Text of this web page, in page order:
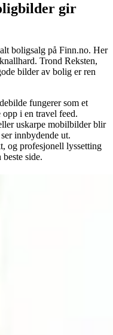
gir
boligsalg på Finn.no. Her
Trond Reksten,
bilder av bolig er ren
fungerer som et
i en travel feed.
uskarpe mobilbilder blir
innbydende ut.
og profesjonell lyssetting
side.